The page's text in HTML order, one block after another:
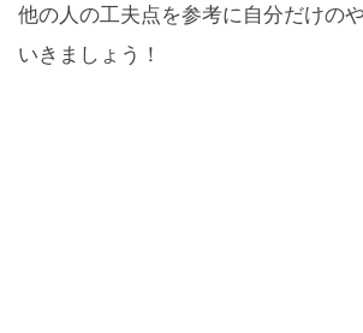
他の人の工夫点を参考に自分だけの
いきましょう！